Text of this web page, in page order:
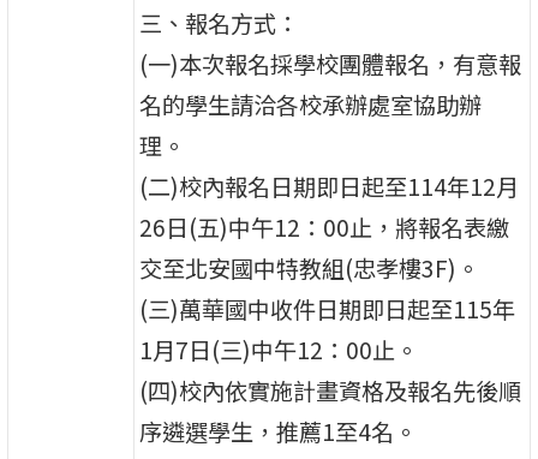
三、報名方式：
(一)本次報名採學校團體報名，有意報
名的學生請洽各校承辦處室協助辦
理。
(二)校內報名日期即日起至114年12月
26日(五)中午12：00止，將報名表繳
交至北安國中特教組(忠孝樓3F)。
(三)萬華國中收件日期即日起至115年
1月7日(三)中午12：00止。
(四)校內依實施計畫資格及報名先後順
序遴選學生，推薦1至4名。